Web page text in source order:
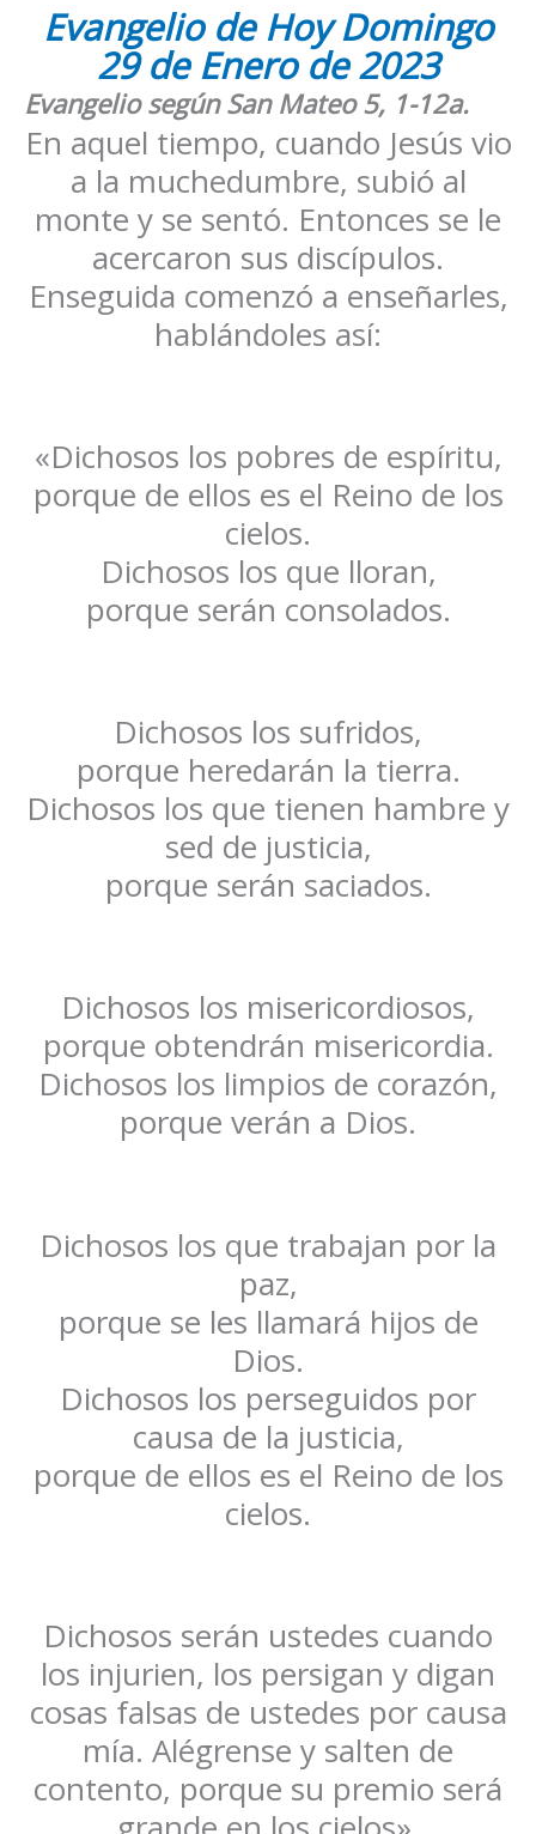
Evangelio de Hoy Domingo
29 de Enero de 2023
Evangelio según San Mateo5, 1-12a.
En aquel tiempo, cuando Jesús vio
a la muchedumbre, subió al
monte y se sentó. Entonces se le
acercaron sus discípulos.
Enseguida comenzó a enseñarles,
hablándoles así:
«Dichosos los pobres de espíritu,
porque de ellos es el Reino de los
cielos.
Dichosos los que lloran,
porque serán consolados.
Dichosos los sufridos,
porque heredarán la tierra.
Dichosos los que tienen hambre y
sed de justicia,
porque serán saciados.
Dichosos los misericordiosos,
porque obtendrán misericordia.
Dichosos los limpios de corazón,
porque verán a Dios.
Dichosos los que trabajan por la
paz,
porque se les llamará hijos de
Dios.
Dichosos los perseguidos por
causa de la justicia,
porque de ellos es el Reino de los
cielos.
Dichosos serán ustedes cuando
los injurien, los persigan y digan
cosas falsas de ustedes por causa
mía. Alégrense y salten de
contento, porque su premio será